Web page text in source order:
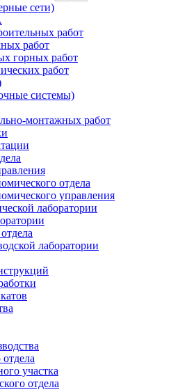
сети)
работ
работ
горных работ
работ
системы)
монтажных работ
отдела
управления
лаборатории
лаборатории
участка
отдела